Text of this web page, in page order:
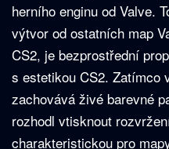
herního enginu od Valve.
výtvor od ostatních map
CS2, je bezprostřední
s estetikou CS2. Zatímco
zachovává živé barevné
rozhodl vtisknout
charakteristickou pro